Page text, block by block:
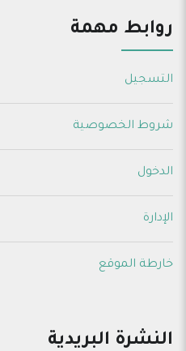
روابط مهمة
التسجيل
شروط الخصوصية
الدخول
الإدارة
خارطة الموقع
النشرة البريدية